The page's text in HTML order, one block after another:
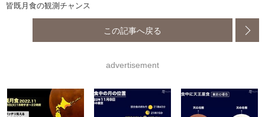
皆既月食の観測チャンス
この記事へ戻る
advertisement